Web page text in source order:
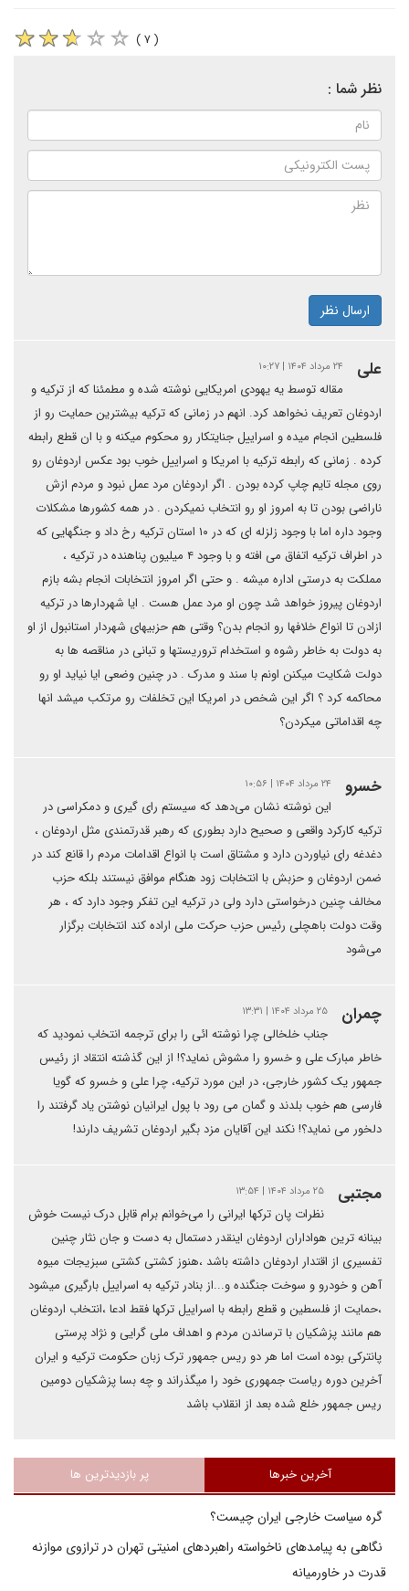
( ۷ )
نظر شما :
ارسال نظر
علی ۲۴ مرداد ۱۴۰۴ | ۱۰:۲۷
مقاله توسط یه یهودی امریکایی نوشته شده و مطمئنا که از ترکیه و
اردوغان تعریف نخواهد کرد. انهم در زمانی که ترکیه بیشترین حمایت رو از
فلسطین انجام میده و اسراییل جنایتکار رو محکوم میکنه و با ان قطع رابطه
کرده . زمانی که رابطه ترکیه با امریکا و اسراییل خوب بود عکس اردوغان رو
روی مجله تایم چاپ کرده بودن . اگر اردوغان مرد عمل نبود و مردم ازش
ناراضی بودن تا به امروز او رو انتخاب نمیکردن . در همه کشورها مشکلات
وجود داره اما با وجود زلزله ای که در ۱۰ استان ترکیه رخ داد و جنگهایی که
در اطراف ترکیه اتفاق می افته و با وجود ۴ میلیون پناهنده در ترکیه ،
مملکت به درستی اداره میشه . و حتی اگر امروز انتخابات انجام بشه بازم
اردوغان پیروز خواهد شد چون او مرد عمل هست . ایا شهردارها در ترکیه
ازادن تا انواع خلافها رو انجام بدن؟ وقتی هم حزبیهای شهردار استانبول از او
به دولت به خاطر رشوه و استخدام تروریستها و تبانی در مناقصه ها به
دولت شکایت میکنن اونم با سند و مدرک . در چنین وضعی ایا نیاید او رو
محاکمه کرد ؟ اگر این شخص در امریکا این تخلفات رو مرتکب میشد انها
چه اقداماتی میکردن؟
خسرو ۲۴ مرداد ۱۴۰۴ | ۱۰:۵۶
این نوشته نشان می‌دهد که سیستم رای گیری و دمکراسی در
ترکیه کارکرد واقعی و صحیح دارد بطوری که رهبر قدرتمندی مثل اردوغان ،
دغدغه رای نیاوردن دارد و مشتاق است با انواع اقدامات مردم را قانع کند در
ضمن اردوغان و حزبش با انتخابات زود هنگام موافق نیستند بلکه حزب
مخالف چنین درخواستی دارد ولی در ترکیه این تفکر وجود دارد که ، هر
وقت دولت باهچلی رئیس حزب حرکت ملی اراده کند انتخابات برگزار
می‌شود
چمران ۲۵ مرداد ۱۴۰۴ | ۱۳:۳۱
جناب خلخالی چرا نوشته ائی را برای ترجمه انتخاب نمودید که
خاطر مبارک علی و خسرو را مشوش نماید؟! از این گذشته انتقاد از رئیس
جمهور یک کشور خارجی، در این مورد ترکیه، چرا علی و خسرو که گویا
فارسی هم خوب بلدند و گمان می رود با پول ایرانیان نوشتن یاد گرفتند را
دلخور می نماید؟! نکند این آقایان مزد بگیر اردوغان تشریف دارند!
مجتبی ۲۵ مرداد ۱۴۰۴ | ۱۳:۵۴
نظرات پان ترکها ایرانی را می‌خوانم برام قابل درک نیست خوش
بینانه ترین هواداران اردوغان اینقدر دستمال به دست و جان نثار چنین
تفسیری از اقتدار اردوغان داشته باشد ،هنوز کشتی کشتی سبزیجات میوه
آهن و خودرو و سوخت جنگنده و...از بنادر ترکیه به اسراییل بارگیری میشود
،حمایت از فلسطین و قطع رابطه با اسراییل ترکها فقط ادعا ،انتخاب اردوغان
هم مانند پزشکیان با ترساندن مردم و اهداف ملی گرایی و نژاد پرستی
پانترکی بوده است اما هر دو ریس جمهور ترک زبان حکومت ترکیه و ایران
آخرین دوره ریاست جمهوری خود را میگذراند و چه بسا پزشکیان دومین
ریس جمهور خلع شده بعد از انقلاب باشد
آخرین خبرها پر بازدیدترین ها
گره سیاست خارجی ایران چیست؟
نگاهی به پیامدهای ناخواسته راهبردهای امنیتی تهران در ترازوی موازنه
قدرت در خاورمیانه